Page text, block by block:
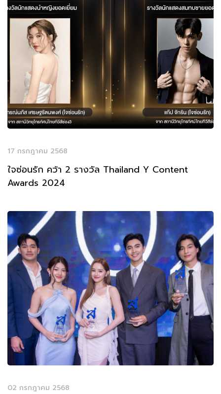
17 กรกฎาคม 2568
ใจซ่อนรัก คว้า 2 รางวัล Thailand Y Content
Awards 2024
02 กรกฎาคม 2568